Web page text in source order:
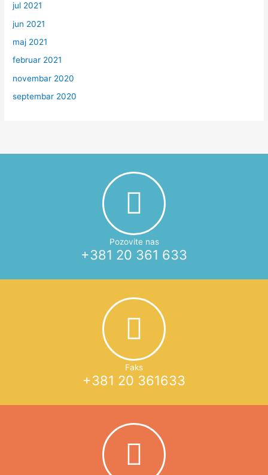
jul 2021
jun 2021
maj 2021
februar 2021
novembar 2020
septembar 2020
Pozovite nas
+381 20 361 633
Faks
+381 20 361633